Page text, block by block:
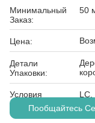
Минимальный
Заказ:
50
Цена:
Детали
Упаковки:
Условия
Оплаты:
LC,
Пообщайтесь